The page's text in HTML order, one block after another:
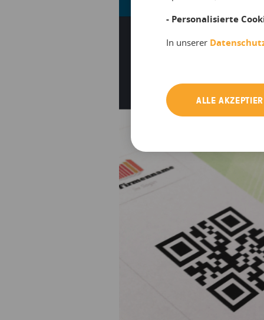
- Personalisierte
In unserer
ALLE